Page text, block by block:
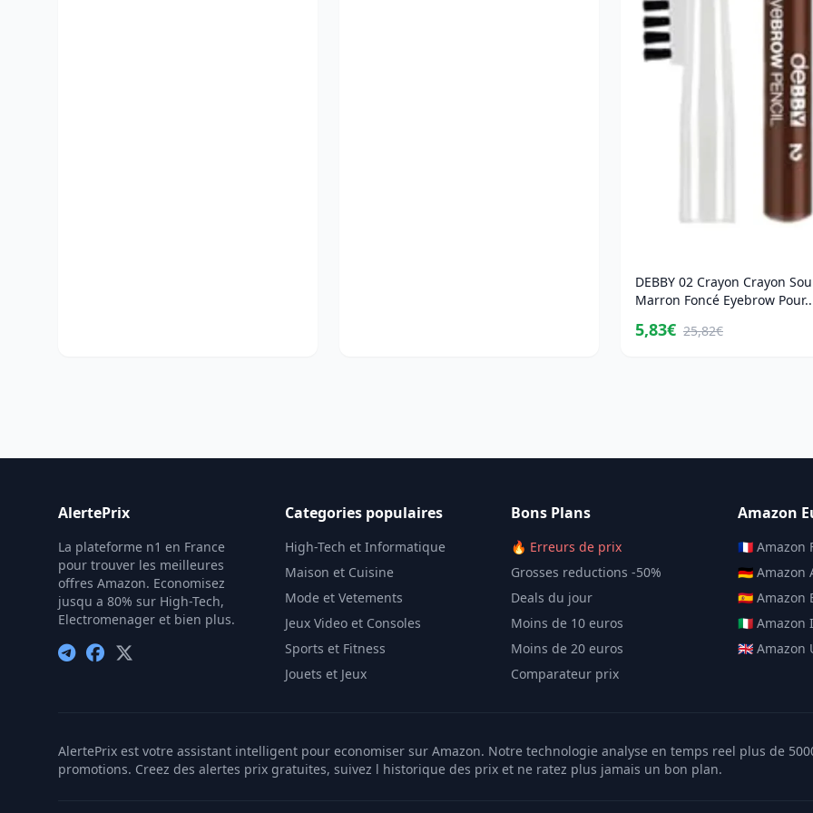
DEBBY 02 Crayon Crayon
Marron Foncé Eyebrow
5,83€ 25,82€
AlertePrix
La plateforme n1 en France
pour trouver les meilleures
offres Amazon. Economisez
jusqu a 80% sur High-Tech,
Electromenager et bien plus.
Categories populaires
High-Tech et Informatique
Maison et Cuisine
Mode et Vetements
Jeux Video et Consoles
Sports et Fitness
Jouets et Jeux
Bons Plans
🔥 Erreurs de prix
Grosses reductions -50%
Deals du jour
Moins de 10 euros
Moins de 20 euros
Comparateur prix
Amazon
🇫🇷 Amazon
🇩🇪 Amazon
🇪🇸 Amazon
🇮🇹 Amazon
🇬🇧 Amazon
AlertePrix est votre assistant intelligent pour economiser sur Amazon. Notre technologie analyse en temps reel plus de
promotions. Creez des alertes prix gratuites, suivez l historique des prix et ne ratez plus jamais un bon plan.